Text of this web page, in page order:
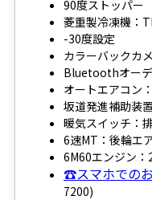
90度ストッパー
菱重製冷凍機：
-30度設定
カラーバックカ
Bluetoothオー
オートエアコン
坂道発進補助装
暖気スイッチ：
6速MT：後輪エ
6M60エンジン：
☎スマホでの
7200)